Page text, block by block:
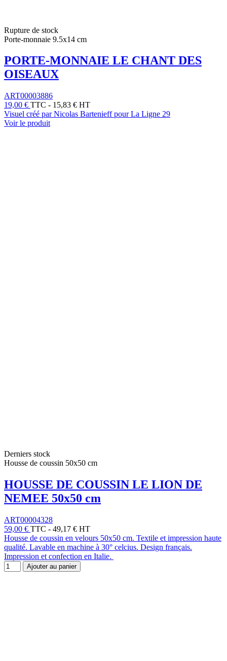
Rupture de stock
Porte-monnaie 9.5x14 cm
PORTE-MONNAIE LE CHANT DES
OISEAUX
ART00003886
19,00 € TTC - 15,83 € HT
Visuel créé par Nicolas Bartenieff pour La Ligne 29
Voir le produit
Derniers stock
Housse de coussin 50x50 cm
HOUSSE DE COUSSIN LE LION DE
NEMEE 50x50 cm
ART00004328
59,00 € TTC - 49,17 € HT
Housse de coussin en velours 50x50 cm. Textile et impression haute
qualité. Lavable en machine à 30° celcius. Design français.
Impression et confection en Italie.
Ajouter au panier